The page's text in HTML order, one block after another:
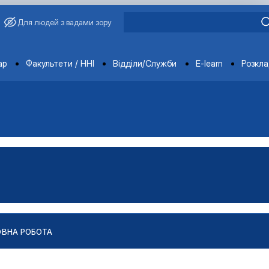
Для людей з вадами зору
Факультети / ННІ Відділи/Служби E-learn
та консультуван…
робота та консультуван…
РОБОТА